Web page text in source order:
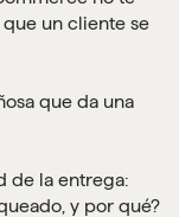
que un cliente se
que da una
de la entrega:
y por qué?